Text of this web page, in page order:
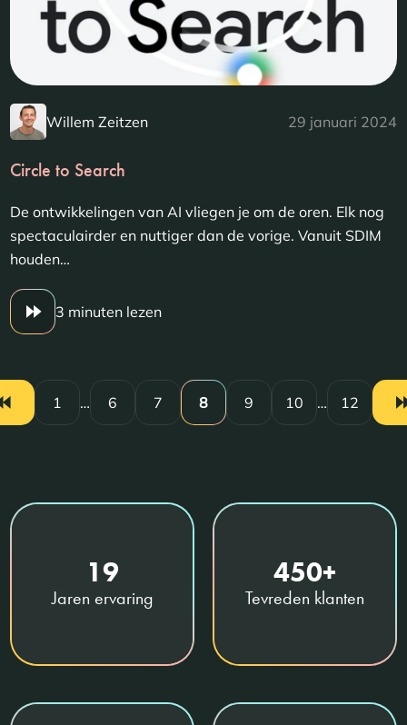
Willem Zeitzen 29 januari 2024
Circle to Search
De ontwikkelingen van AI vliegen je om de oren. Elk nog
spectaculairder en nuttiger dan de vorige. Vanuit SDIM
houden…
3 minuten lezen
1 … 6 7 8 9 10 … 12
19
Jaren ervaring
450+
Tevreden klanten